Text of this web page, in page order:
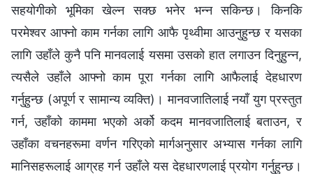
सहयोगीको भूमिका खेल्न सक्छ भनेर भन्न सकिन्छ। किनकि
परमेश्‍वर आफ्नो काम गर्नका लागि आफै पृथ्वीमा आउनुहुन्छ र यसका
लागि उहाँले कुनै पनि मानवलाई यसमा उसको हात लगाउन दिनुहुन्न,
त्यसैले उहाँले आफ्नो काम पूरा गर्नका लागि आफैलाई देहधारण
गर्नुहुन्छ (अपूर्ण र सामान्य व्यक्ति)। मानवजातिलाई नयाँ युग प्रस्तुत
गर्न, उहाँको काममा भएको अर्को कदम मानवजातिलाई बताउन, र
उहाँका वचनहरूमा वर्णन गरिएको मार्गअनुसार अभ्यास गर्नका लागि
मानिसहरूलाई आग्रह गर्न उहाँले यस देहधारणलाई प्रयोग गर्नुहुन्छ।